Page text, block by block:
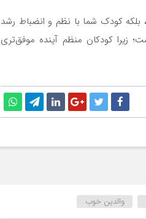
بلکه کودک شما با نظم و انضباط رشد
زیرا کودکان منظم آینده موفق‌تری
والدین خوب